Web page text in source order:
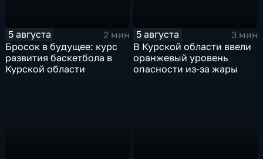
5 августа
2 мин
Бросок в будущее: курс
развития баскетбола в
Курской области
5 августа
3 мин
В Курской области ввели
оранжевый уровень
опасности из-за жары